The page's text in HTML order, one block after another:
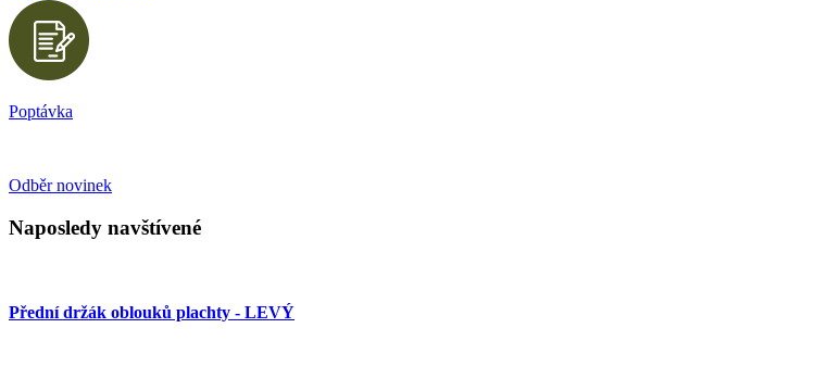
Poptávka
Odběr novinek
Naposledy navštívené
Přední držák oblouků plachty - LEVÝ